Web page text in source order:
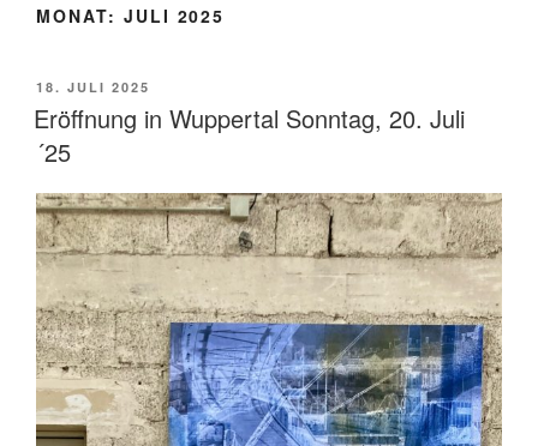
MONAT: JULI 2025
VERÖFFENTLICHT
AM
18. JULI 2025
Eröffnung in Wuppertal Sonntag, 20. Juli
´25